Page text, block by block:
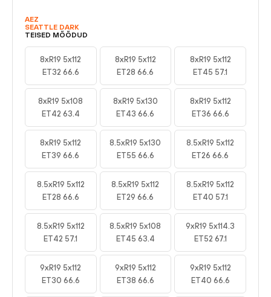
AEZ
SEATTLE DARK
TEISED MÕÕDUD
8xR19 5x112
ET32 66.6
8xR19 5x112
ET28 66.6
8xR19 5x112
ET45 57.1
8xR19 5x108
ET42 63.4
8xR19 5x130
ET43 66.6
8xR19 5x112
ET36 66.6
8xR19 5x112
ET39 66.6
8.5xR19 5x130
ET55 66.6
8.5xR19 5x112
ET26 66.6
8.5xR19 5x112
ET28 66.6
8.5xR19 5x112
ET29 66.6
8.5xR19 5x112
ET40 57.1
8.5xR19 5x112
ET42 57.1
8.5xR19 5x108
ET45 63.4
9xR19 5x114.3
ET52 67.1
9xR19 5x112
ET30 66.6
9xR19 5x112
ET38 66.6
9xR19 5x112
ET40 66.6